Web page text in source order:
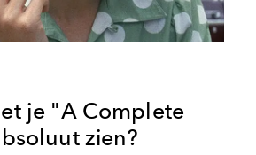
je "A Complete
zien?